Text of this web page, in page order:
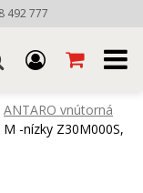
492 777
ANTARO vnútorná
-nízky Z30M000S,